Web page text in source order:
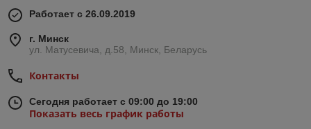
Работает с 26.09.2019
г. Минск
ул. Матусевича, д.58, Минск, Беларусь
Контакты
Сегодня работает с 09:00 до 19:00
Показать весь график работы